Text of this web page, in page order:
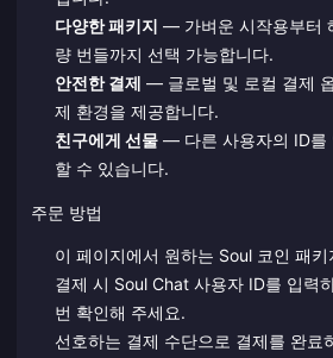
다양한 패키지 — 가벼운 시작용부터
량 번들까지 선택 가능합니다.
안전한 결제 — 글로벌 및 로컬 결제
제 환경을 제공합니다.
친구에게 선물— 다른 사용자의 ID를
할 수 있습니다.
주문 방법
이 페이지에서 원하는 Soul 코인 패
결제 시 Soul Chat 사용자 ID를 입력
번 확인해 주세요.
선호하는 결제 수단으로 결제를 완료